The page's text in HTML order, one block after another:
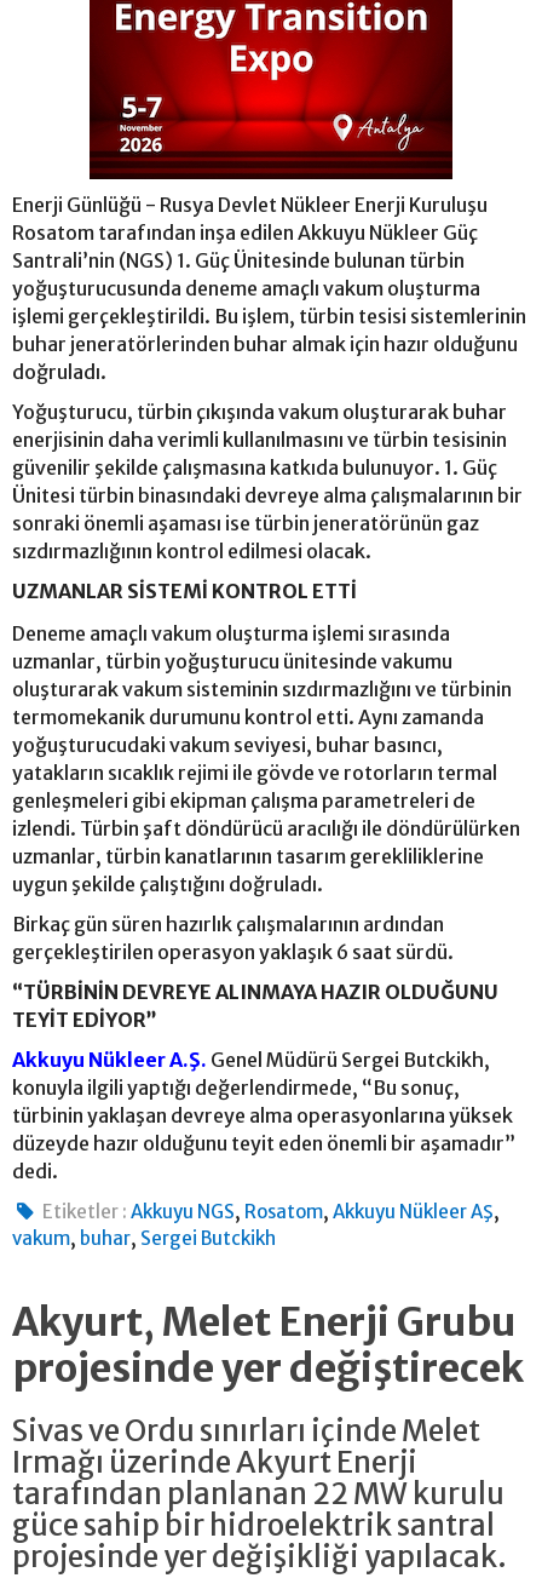
Enerji Günlüğü - Rusya Devlet Nükleer Enerji Kuruluşu
Rosatom tarafından inşa edilen Akkuyu Nükleer Güç
Santrali’nin (NGS) 1. Güç Ünitesinde bulunan türbin
yoğuşturucusunda deneme amaçlı vakum oluşturma
işlemi gerçekleştirildi. Bu işlem, türbin tesisi sistemlerinin
buhar jeneratörlerinden buhar almak için hazır olduğunu
doğruladı.
Yoğuşturucu, türbin çıkışında vakum oluşturarak buhar
enerjisinin daha verimli kullanılmasını ve türbin tesisinin
güvenilir şekilde çalışmasına katkıda bulunuyor. 1. Güç
Ünitesi türbin binasındaki devreye alma çalışmalarının bir
sonraki önemli aşaması ise türbin jeneratörünün gaz
sızdırmazlığının kontrol edilmesi olacak.
UZMANLAR SİSTEMİ KONTROL ETTİ
Deneme amaçlı vakum oluşturma işlemi sırasında
uzmanlar, türbin yoğuşturucu ünitesinde vakumu
oluşturarak vakum sisteminin sızdırmazlığını ve türbinin
termomekanik durumunu kontrol etti. Aynı zamanda
yoğuşturucudaki vakum seviyesi, buhar basıncı,
yatakların sıcaklık rejimi ile gövde ve rotorların termal
genleşmeleri gibi ekipman çalışma parametreleri de
izlendi. Türbin şaft döndürücü aracılığı ile döndürülürken
uzmanlar, türbin kanatlarının tasarım gerekliliklerine
uygun şekilde çalıştığını doğruladı.
Birkaç gün süren hazırlık çalışmalarının ardından
gerçekleştirilen operasyon yaklaşık 6 saat sürdü.
“TÜRBİNİN DEVREYE ALINMAYA HAZIR OLDUĞUNU
TEYİT EDİYOR”
Akkuyu Nükleer A.Ş. Genel Müdürü Sergei Butckikh,
konuyla ilgili yaptığı değerlendirmede, “Bu sonuç,
türbinin yaklaşan devreye alma operasyonlarına yüksek
düzeyde hazır olduğunu teyit eden önemli bir aşamadır”
dedi.
Etiketler : Akkuyu NGS, Rosatom,Akkuyu Nükleer AŞ,
vakum, buhar, Sergei Butckikh
Akyurt, Melet Enerji Grubu
projesinde yer değiştirecek
Sivas ve Ordu sınırları içinde Melet
Irmağı üzerinde Akyurt Enerji
tarafından planlanan 22 MW kurulu
güce sahip bir hidroelektrik santral
projesinde yer değişikliği yapılacak.